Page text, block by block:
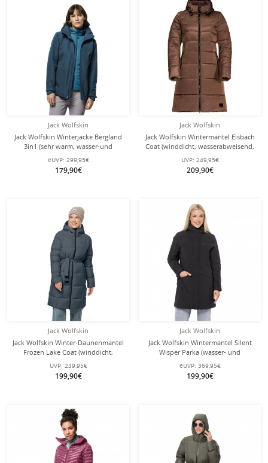
Jack Wolfskin
Jack Wolfskin Winterjacke Bergland
3in1 (sehr warm, wasser-und
winddicht) korallenblau Damen
eUVP: 299,95€
179,90€
Jack Wolfskin
Jack Wolfskin Wintermantel Eisbach
Coat (winddicht, wasserabweisend,
PFC-frei) 2022 braun Damen
UVP: 249,95€
209,90€
Jack Wolfskin
Jack Wolfskin Winter-Daunenmantel
Frozen Lake Coat (winddicht,
wasserabweisend) dunkelblau
Damen
UVP: 239,95€
199,90€
Jack Wolfskin
Jack Wolfskin Wintermantel Silent
Wisper Parka (wasser- und
winddicht, PFC-frei) schwarz Damen
eUVP: 369,95€
199,90€